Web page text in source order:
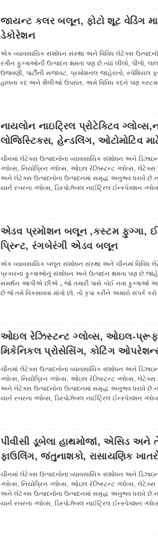
જાયન્ટ કલર બલૂન, ફોટો શૂટ વેડિંગ
ડેકોરેશન
એક વ્યાવસાયિક સંશોધન સંસ્થા અને વિવિધ લેટેક્સ
રંગીન ફુગ્ગાઓની ઉત્પાદન ક્ષમતા પણ છે.ત્યાં લીલો, પીળો,
ઉજવણી, પાર્ટીની સજાવટ, પ્રમોશનલ જાહેરાતો, સ્પેશિયલ
હાલના કદ અને શૈલીઓ ઉપરાંત, અમે વિવિધ કદને પણ
નાયલોન નાઇટ્રિલ પ્રોટેક્ટિવ
લોજિસ્ટિક્સ, હેન્ડલિંગ, ઓટોમોટિવ
ચીનમાં લેટેક્સ ઉત્પાદનોના વ્યાવસાયિક સંશોધન અને
ગ્લોવ્સ, નિયોપ્રિન ગ્લોવ્સ, ઓઇલ રેઝિસ્ટન્ટ ગ્લોવ્સ, લેટેક્સ
અને લેટેક્સ ઉત્પાદનોના ઉત્પાદનમાં સમૃદ્ધ અનુભવ ધરાવે
યાર્ન રબરના ગ્લોવ્સ, ડિસ્પોઝેબલ નાઈટ્રિલ ઈન્સ્પેક્શન
એડવ પ્રમોશન બલૂન ,કસ્ટમ ફુગ્ગા,
પ્રિન્ટ, રંગબેરંગી એડવ બલૂન
એક વ્યાવસાયિક બલૂન સંશોધન સંસ્થા અને ચીનમાં વિવિધ
પ્રકારના ફુગ્ગાઓનું સંશોધન અને ઉત્પાદન ક્ષમતા પણ
સમર્થન આપીએ છીએ，જો તમારી પાસે કોઈ નવા
છે જે તમે વિકસાવવા માંગો છો, તો કૃપા કરીને અમારો સંપર્ક
ઓઇલ રેઝિસ્ટન્ટ ગ્લોવ્સ, ઓઇલ-પ્રૂફ,
મિકેનિકલ પ્રોસેસિંગ, કોટિંગ
ચીનમાં લેટેક્સ ઉત્પાદનોના વ્યાવસાયિક સંશોધન અને
ગ્લોવ્સ, નિયોપ્રિન ગ્લોવ્સ, ઓઇલ રેઝિસ્ટન્ટ ગ્લોવ્સ, લેટેક્સ
અને લેટેક્સ ઉત્પાદનોના ઉત્પાદનમાં સમૃદ્ધ અનુભવ ધરાવે
યાર્ન રબરના ગ્લોવ્સ, ડિસ્પોઝેબલ નાઈટ્રિલ ઈન્સ્પેક્શન
પીવીસી ડૂબેલા હાથમોજાં, એસિડ અને
ફાઉલિંગ, જંતુનાશકો, રાસાયણિક
ચીનમાં લેટેક્સ ઉત્પાદનોના વ્યાવસાયિક સંશોધન અને
ગ્લોવ્સ, નિયોપ્રિન ગ્લોવ્સ, ઓઇલ રેઝિસ્ટન્ટ ગ્લોવ્સ, લેટેક્સ
અને લેટેક્સ ઉત્પાદનોના ઉત્પાદનમાં સમૃદ્ધ અનુભવ ધરાવે
યાર્ન રબરના ગ્લોવ્સ, ડિસ્પોઝેબલ નાઈટ્રિલ ઈન્સ્પેક્શન